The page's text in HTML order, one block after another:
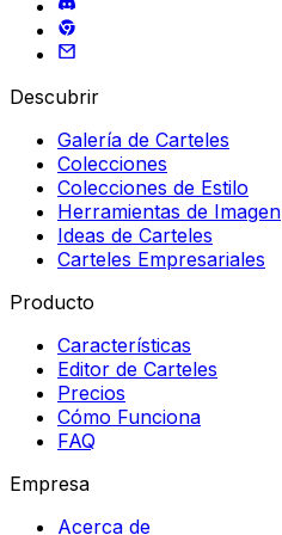
Descubrir
Galería de Carteles
Colecciones
Colecciones de Estilo
Herramientas de Imagen
Ideas de Carteles
Carteles Empresariales
Producto
Características
Editor de Carteles
Precios
Cómo Funciona
FAQ
Empresa
Acerca de